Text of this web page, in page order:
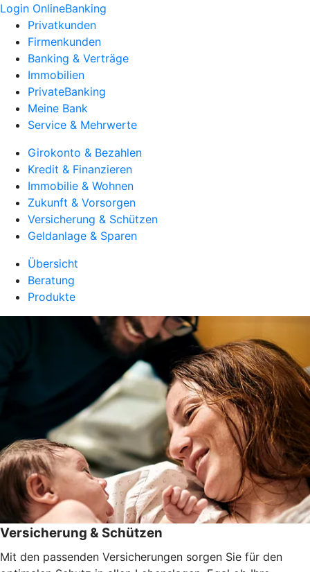
Login OnlineBanking
Privatkunden
Firmenkunden
Banking & Verträge
Immobilien
PrivateBanking
Meine Bank
Service & Mehrwerte
Girokonto & Bezahlen
Kredit & Finanzieren
Immobilie & Wohnen
Zukunft & Vorsorgen
Versicherung & Schützen
Geldanlage & Sparen
Übersicht
Beratung
Produkte
Versicherung & Schützen
Mit den passenden Versicherungen sorgen Sie für den